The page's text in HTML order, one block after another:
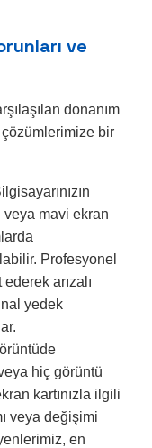
ve
donanım
bir
veya mavi ekran
Profesyonel
arızalı
yedek
hiç görüntü
kartınızla ilgili
veya değişimi
en